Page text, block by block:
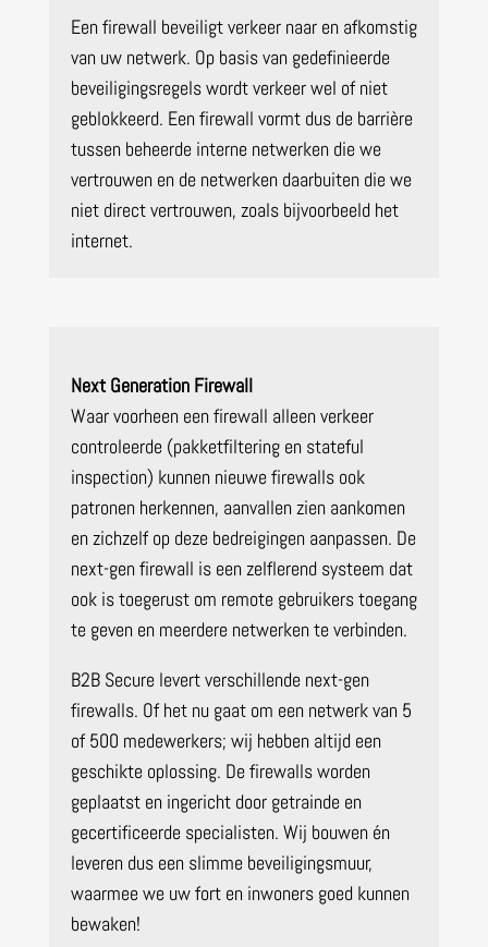
Een firewall beveiligt verkeer naar en afkomstig
van uw netwerk. Op basis van gedefinieerde
beveiligingsregels wordt verkeer wel of niet
geblokkeerd. Een firewall vormt dus de barrière
tussen beheerde interne netwerken die we
vertrouwen en de netwerken daarbuiten die we
niet direct vertrouwen, zoals bijvoorbeeld het
internet.
Next Generation Firewall
Waar voorheen een firewall alleen verkeer
controleerde (pakketfiltering en stateful
inspection) kunnen nieuwe firewalls ook
patronen herkennen, aanvallen zien aankomen
en zichzelf op deze bedreigingen aanpassen. De
next-gen firewall is een zelflerend systeem dat
ook is toegerust om remote gebruikers toegang
te geven en meerdere netwerken te verbinden.
B2B Secure levert verschillende next-gen
firewalls. Of het nu gaat om een netwerk van 5
of 500 medewerkers; wij hebben altijd een
geschikte oplossing. De firewalls worden
geplaatst en ingericht door getrainde en
gecertificeerde specialisten. Wij bouwen én
leveren dus een slimme beveiligingsmuur,
waarmee we uw fort en inwoners goed kunnen
bewaken!